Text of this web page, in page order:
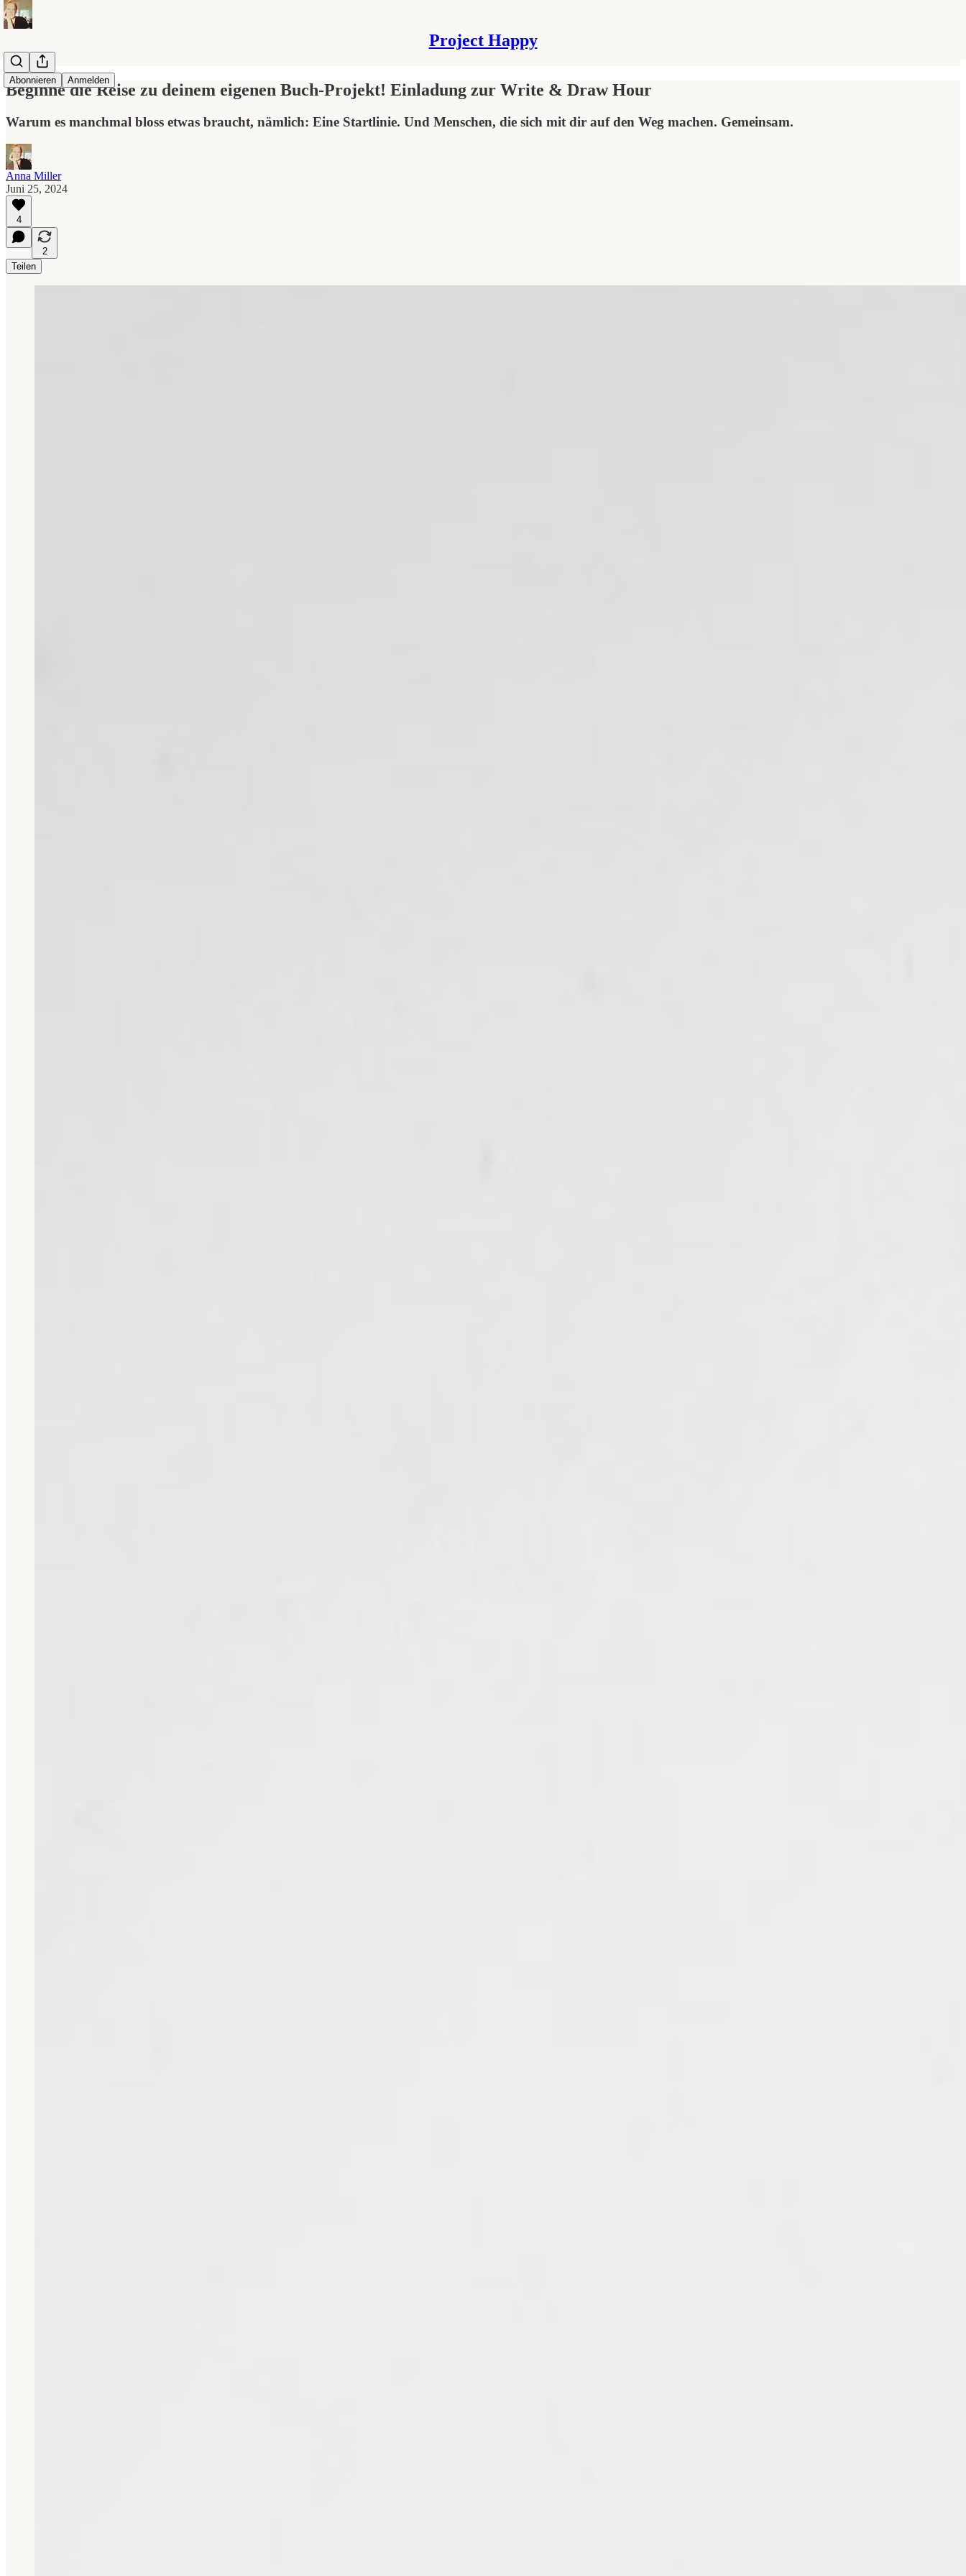
Project Happy
Abonnieren Anmelden
Beginne die Reise zu deinem eigenen Buch-Projekt! Einladung zur Write & Draw Hour
Warum es manchmal bloss etwas braucht, nämlich: Eine Startlinie. Und Menschen, die sich mit dir auf den Weg machen. Gemeinsam.
Anna Miller
Juni 25, 2024
4
2
Teilen